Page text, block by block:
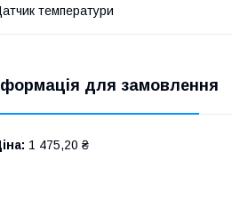
температури
для замовлення
1 475,20 ₴